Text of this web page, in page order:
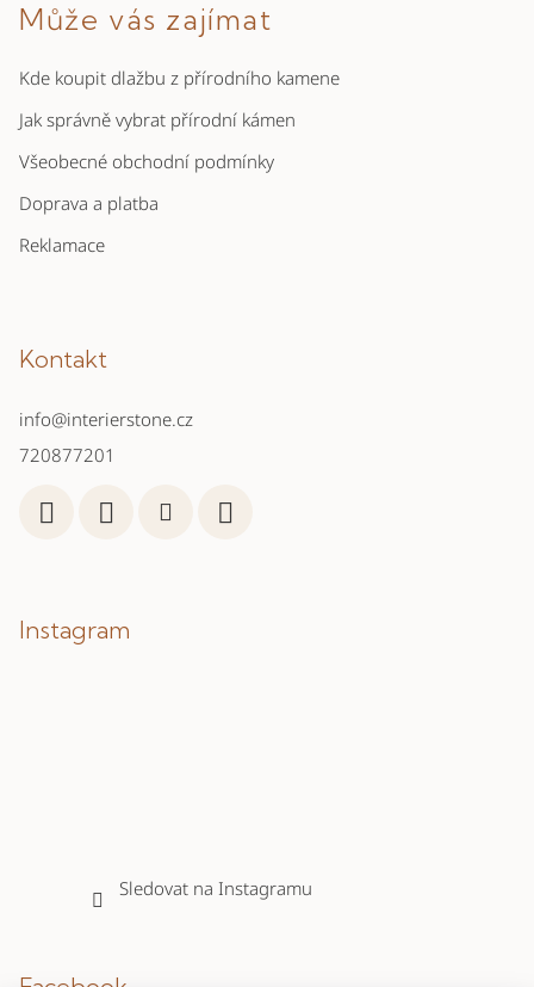
Může vás zajímat
Kde koupit dlažbu z přírodního kamene
Jak správně vybrat přírodní kámen
Všeobecné obchodní podmínky
Doprava a platba
Reklamace
Kontakt
info@interierstone.cz
720877201
Instagram
Sledovat na Instagramu